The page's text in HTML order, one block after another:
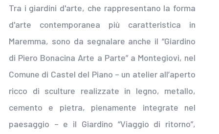
Tra i giardini d'arte, che rappresentano la forma
d'arte contemporanea più caratteristica in
Maremma, sono da segnalare anche il “Giardino
di Piero Bonacina Arte a Parte” a Montegiovi, nel
Comune di Castel del Piano – un atelier all’aperto
ricco di sculture realizzate in legno, metallo,
cemento e pietra, pienamente integrate nel
paesaggio – e il Giardino “Viaggio di ritorno”,